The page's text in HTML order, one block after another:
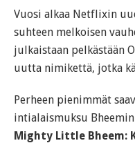
Vuosi alkaa Netflixin
suhteen melkoisen
julkaistaan pelkästään
uutta nimikettä, jotka
Perheen pienimmät
intialaismuksu
Mighty Little Bheem: